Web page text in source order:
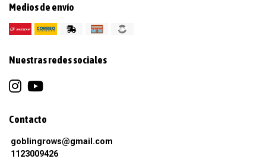
Medios de envío
Nuestras redes sociales
Contacto
goblingrows@gmail.com
1123009426